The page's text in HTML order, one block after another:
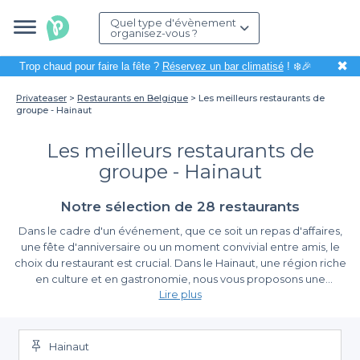
Quel type d'évènement
organisez-vous ?
Trop chaud pour faire la fête ? Réservez un bar climatisé! ❄️🎉 ✖
Privateaser Restaurants en Belgique
Les meilleurs restaurants de
groupe - Hainaut
Les meilleurs restaurants de
groupe - Hainaut
Notre sélection de 28 restaurants
Dans le cadre d'un événement, que ce soit un repas d'affaires,
une fête d'anniversaire ou un moment convivial entre amis, le
choix du restaurant est crucial. Dans le Hainaut, une région riche
en culture et en gastronomie, nous vous proposons une
sélection des meilleurs restaurants pour des groupes. Organiser
ici que Privateaser entre en scène pour faciliter votre recherche.
Simplifiez vos réservations avec Privateaser
Utiliser notre plateforme pour réserver un restaurant de groupe
Lire plus
Hainaut